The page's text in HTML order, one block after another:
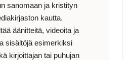
sanomaan ja kristityn
kautta.
äänitteitä, videoita ja
sisältöjä esimerkiksi
kirjoittajan tai puhujan